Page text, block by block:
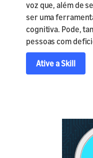
voz que, além de
ser uma
cognitiva. Pode,
pessoas com
Ative a Skill